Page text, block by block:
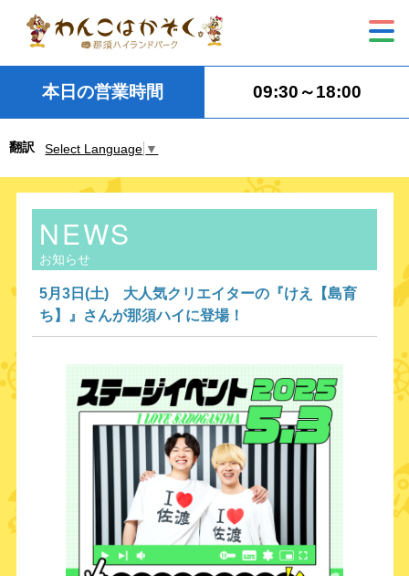
本日の営業時間 09:30～18:00
翻訳 Select Language ▼
NEWS
お知らせ
5月3日(土) 大人気クリエイターの​『けえ【島育
ち】』さんが那須ハイに登場！